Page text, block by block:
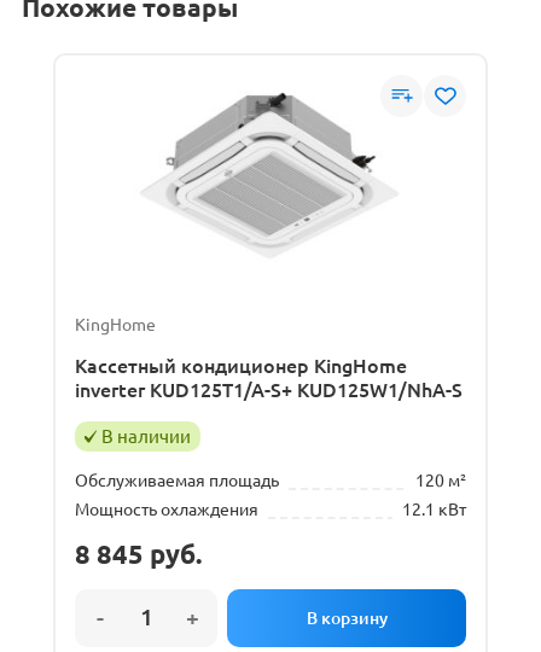
Похожие товары
KingHome
Кассетный кондиционер KingHome
inverter KUD125T1/A-S+ KUD125W1/NhA-S
В наличии
Обслуживаемая площадь
120 м²
Мощность охлаждения
12.1 кВт
8 845 руб.